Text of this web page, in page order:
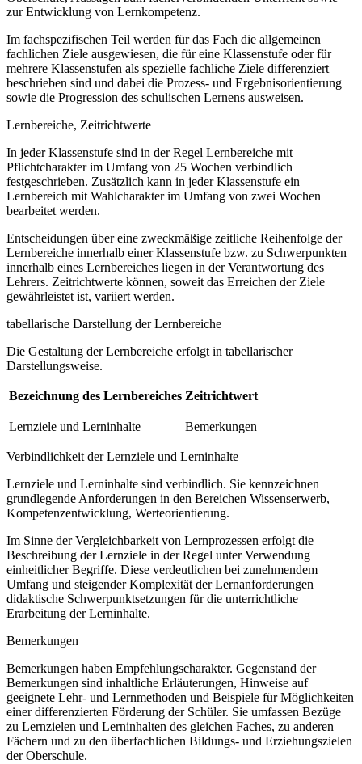
zur Entwicklung von Lernkompetenz.
Im fachspezifischen Teil werden für das Fach die allgemeinen
fachlichen Ziele ausgewiesen, die für eine Klassenstufe oder für
mehrere Klassenstufen als spezielle fachliche Ziele differenziert
beschrieben sind und dabei die Prozess- und Ergebnisorientierung
sowie die Progression des schulischen Lernens ausweisen.
Lernbereiche, Zeitrichtwerte
In jeder Klassenstufe sind in der Regel Lernbereiche mit
Pflichtcharakter im Umfang von 25 Wochen verbindlich
festgeschrieben. Zusätzlich kann in jeder Klassenstufe ein
Lernbereich mit Wahlcharakter im Umfang von zwei Wochen
bearbeitet werden.
Entscheidungen über eine zweckmäßige zeitliche Reihenfolge der
Lernbereiche innerhalb einer Klassenstufe bzw. zu Schwerpunkten
innerhalb eines Lernbereiches liegen in der Verantwortung des
Lehrers. Zeitrichtwerte können, soweit das Erreichen der Ziele
gewährleistet ist, variiert werden.
tabellarische Darstellung der Lernbereiche
Die Gestaltung der Lernbereiche erfolgt in tabellarischer
Darstellungsweise.
Bezeichnung des Lernbereiches Zeitrichtwert
Lernziele und Lerninhalte Bemerkungen
Verbindlichkeit der Lernziele und Lerninhalte
Lernziele und Lerninhalte sind verbindlich. Sie kennzeichnen
grundlegende Anforderungen in den Bereichen Wissenserwerb,
Kompetenzentwicklung, Werteorientierung.
Im Sinne der Vergleichbarkeit von Lernprozessen erfolgt die
Beschreibung der Lernziele in der Regel unter Verwendung
einheitlicher Begriffe. Diese verdeutlichen bei zunehmendem
Umfang und steigender Komplexität der Lernanforderungen
didaktische Schwerpunktsetzungen für die unterrichtliche
Erarbeitung der Lerninhalte.
Bemerkungen
Bemerkungen haben Empfehlungscharakter. Gegenstand der
Bemerkungen sind inhaltliche Erläuterungen, Hinweise auf
geeignete Lehr- und Lernmethoden und Beispiele für Möglichkeiten
einer differenzierten Förderung der Schüler. Sie umfassen Bezüge
zu Lernzielen und Lerninhalten des gleichen Faches, zu anderen
Fächern und zu den überfachlichen Bildungs- und Erziehungszielen
der Oberschule.